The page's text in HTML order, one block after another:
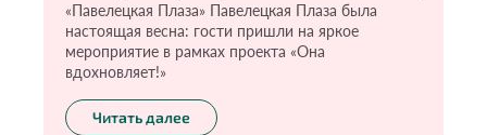
«Павелецкая Плаза» Павелецкая Плаза была
настоящая весна: гости пришли на яркое
мероприятие в рамках проекта «Она
вдохновляет!»
Читать далее